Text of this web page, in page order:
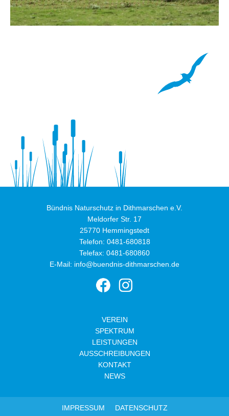
Bündnis Naturschutz in Dithmarschen e.V.
Meldorfer Str. 17
25770 Hemmingstedt
Telefon: 0481-680818
Telefax: 0481-680860
E-Mail: info@buendnis-dithmarschen.de
VEREIN
SPEKTRUM
LEISTUNGEN
AUSSCHREIBUNGEN
KONTAKT
NEWS
IMPRESSUM DATENSCHUTZ